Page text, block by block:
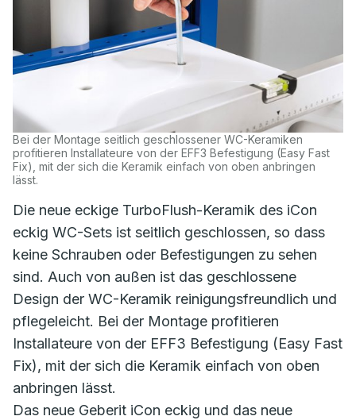
Bei der Montage seitlich geschlossener WC-Keramiken
profitieren Installateure von der EFF3 Befestigung (Easy Fast
Fix), mit der sich die Keramik einfach von oben anbringen
lässt.
Die neue eckige TurboFlush-Keramik des iCon
eckig WC-Sets ist seitlich geschlossen, so dass
keine Schrauben oder Befestigungen zu sehen
sind. Auch von außen ist das geschlossene
Design der WC-Keramik reinigungsfreundlich und
pflegeleicht. Bei der Montage profitieren
Installateure von der EFF3 Befestigung (Easy Fast
Fix), mit der sich die Keramik einfach von oben
anbringen lässt.
Das neue Geberit iCon eckig und das neue